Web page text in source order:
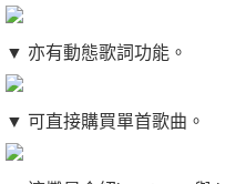
▼ 亦有動態歌詞功能。
▼ 可直接購買單首歌曲。